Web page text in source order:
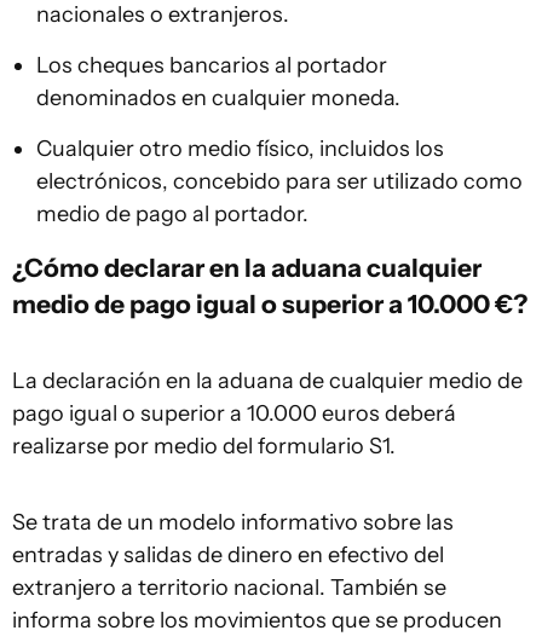
nacionales o extranjeros.
Los cheques bancarios al portador
denominados en cualquier moneda.
Cualquier otro medio físico, incluidos los
electrónicos, concebido para ser utilizado como
medio de pago al portador.
¿Cómo declarar en la aduana cualquier
medio de pago igual o superior a 10.000 €?
La declaración en la aduana de cualquier medio de
pago igual o superior a 10.000 euros deberá
realizarse por medio del formulario S1.
Se trata de un modelo informativo sobre las
entradas y salidas de dinero en efectivo del
extranjero a territorio nacional. También se
informa sobre los movimientos que se producen